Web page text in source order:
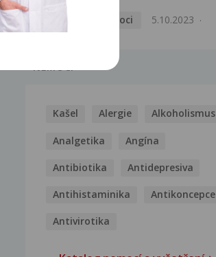
Pohlavní nemoci
5.10.2023
NEMOCI
Kašel Alergie Alkoholismus
Analgetika Angína
Antibiotika Antidepresiva
Antihistaminika Antikoncepce
Antivirotika